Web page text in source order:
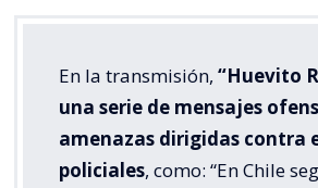
En la transmisión, “Huevito
una serie de mensajes
amenazas dirigidas contra
policiales, como: “En Chile